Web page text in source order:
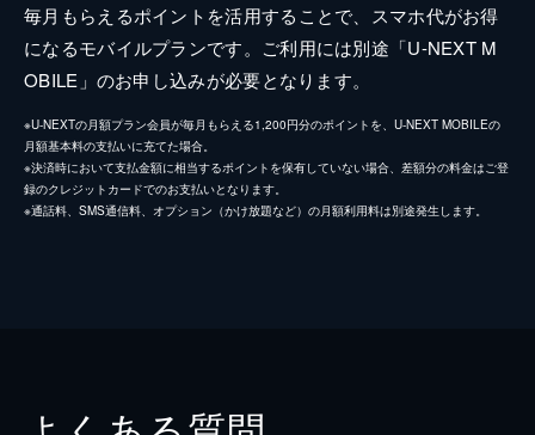
毎月もらえるポイントを活用することで、スマホ代がお得
になるモバイルプランです。ご利用には別途「U-NEXT M
OBILE」のお申し込みが必要となります。
※U-NEXTの月額プラン会員が毎月もらえる1,200円分のポイントを、U-NEXT MOBILEの
月額基本料の支払いに充てた場合。
※決済時において支払金額に相当するポイントを保有していない場合、差額分の料金はご登
録のクレジットカードでのお支払いとなります。
※通話料、SMS通信料、オプション（かけ放題など）の月額利用料は別途発生します。